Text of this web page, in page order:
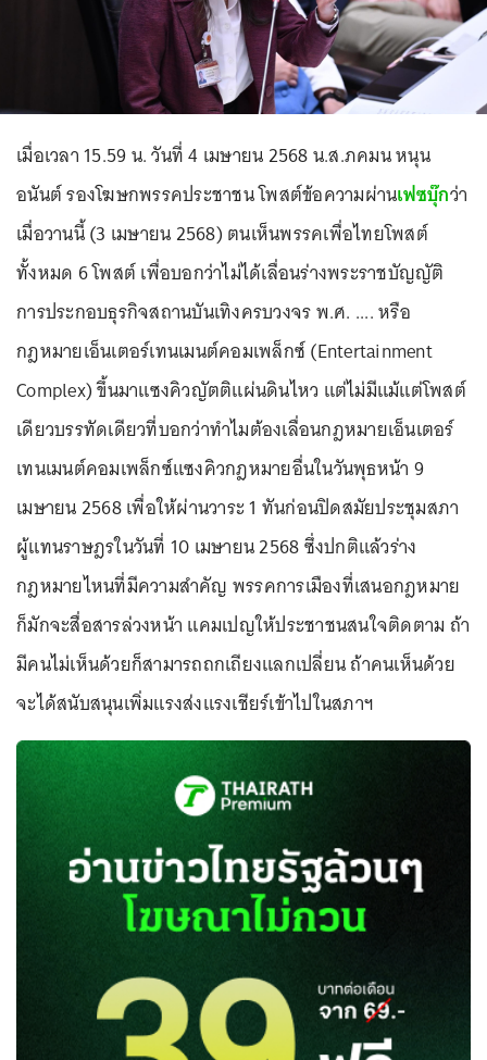
เมื่อเวลา 15.59 น. วันที่ 4 เมษายน 2568 น.ส.ภคมน หนุน
อนันต์ รองโฆษกพรรคประชาชน โพสต์ข้อความผ่านเฟซบุ๊กว่า
เมื่อวานนี้ (3 เมษายน 2568) ตนเห็นพรรคเพื่อไทยโพสต์
ทั้งหมด 6 โพสต์ เพื่อบอกว่าไม่ได้เลื่อนร่างพระราชบัญญัติ
การประกอบธุรกิจสถานบันเทิงครบวงจร พ.ศ. .... หรือ
กฎหมายเอ็นเตอร์เทนเมนต์คอมเพล็กซ์ (Entertainment
Complex) ขึ้นมาแซงคิวญัตติแผ่นดินไหว แต่ไม่มีแม้แต่โพสต์
เดียวบรรทัดเดียวที่บอกว่าทำไมต้องเลื่อนกฎหมายเอ็นเตอร์
เทนเมนต์คอมเพล็กซ์แซงคิวกฎหมายอื่นในวันพุธหน้า 9
เมษายน 2568 เพื่อให้ผ่านวาระ 1 ทันก่อนปิดสมัยประชุมสภา
ผู้แทนราษฎรในวันที่ 10 เมษายน 2568 ซึ่งปกติแล้วร่าง
กฎหมายไหนที่มีความสำคัญ พรรคการเมืองที่เสนอกฎหมาย
ก็มักจะสื่อสารล่วงหน้า แคมเปญให้ประชาชนสนใจติดตาม ถ้า
มีคนไม่เห็นด้วยก็สามารถถกเถียงแลกเปลี่ยน ถ้าคนเห็นด้วย
จะได้สนับสนุนเพิ่มแรงส่งแรงเชียร์เข้าไปในสภาฯ